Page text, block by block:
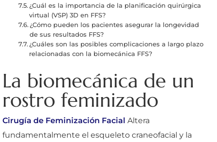
¿Cuál es la importancia de la planificación quirúrgica
virtual (VSP) 3D en FFS?
¿Cómo pueden los pacientes asegurar la longevidad
de sus resultados FFS?
¿Cuáles son las posibles complicaciones a largo plazo
relacionadas con la biomecánica FFS?
La biomecánica de un
rostro feminizado
Cirugía de Feminización Facial Altera
fundamentalmente el esqueleto craneofacial y la